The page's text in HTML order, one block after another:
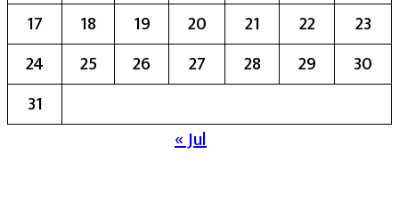
17
18 19 20 21 22
23
24
25 26 27 28 29
30
31
« Jul